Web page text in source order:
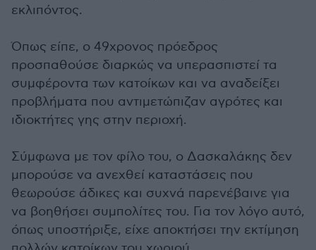
εκλιπόντος.
Όπως είπε, ο 49χρονος πρόεδρος
προσπαθούσε διαρκώς να υπερασπιστεί τα
συμφέροντα των κατοίκων και να αναδείξει
προβλήματα που αντιμετώπιζαν αγρότες και
ιδιοκτήτες γης στην περιοχή.
Σύμφωνα με τον φίλο του, ο Δασκαλάκης δεν
μπορούσε να ανεχθεί καταστάσεις που
θεωρούσε άδικες και συχνά παρενέβαινε για
να βοηθήσει συμπολίτες του. Για τον λόγο αυτό,
όπως υποστήριξε, είχε αποκτήσει την εκτίμηση